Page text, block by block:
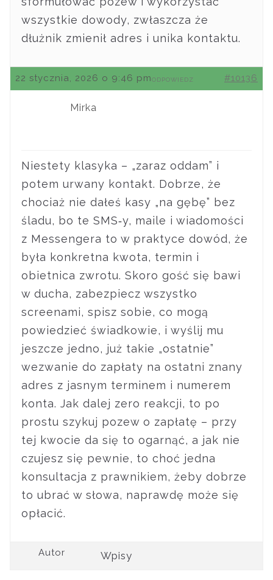
wszystkie dowody, zwłaszcza że
dłużnik zmienił adres i unika kontaktu.
22 stycznia, 2026 o 9:46 pm #10136
ODPOWIEDZ
Mirka
Niestety klasyka – „zaraz oddam” i
potem urwany kontakt. Dobrze, że
chociaż nie dałeś kasy „na gębę” bez
śladu, bo te SMS‑y, maile i wiadomości
z Messengera to w praktyce dowód, że
była konkretna kwota, termin i
obietnica zwrotu. Skoro gość się bawi
w ducha, zabezpiecz wszystko
screenami, spisz sobie, co mogą
powiedzieć świadkowie, i wyślij mu
jeszcze jedno, już takie „ostatnie”
wezwanie do zapłaty na ostatni znany
adres z jasnym terminem i numerem
konta. Jak dalej zero reakcji, to po
prostu szykuj pozew o zapłatę – przy
tej kwocie da się to ogarnąć, a jak nie
czujesz się pewnie, to choć jedna
konsultacja z prawnikiem, żeby dobrze
to ubrać w słowa, naprawdę może się
opłacić.
Autor Wpisy